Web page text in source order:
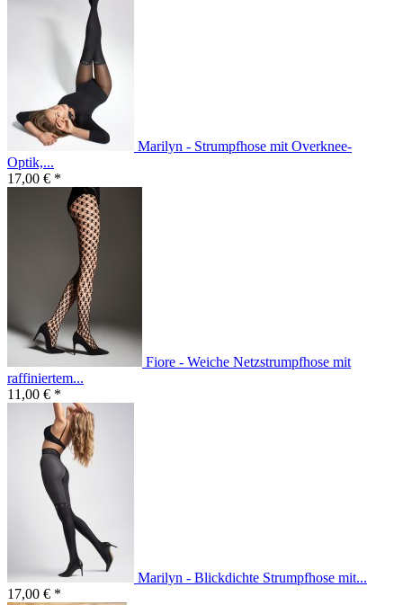
Marilyn - Strumpfhose mit Overknee-
Optik,...
17,00 € *
Fiore - Weiche Netzstrumpfhose mit
raffiniertem...
11,00 € *
Marilyn - Blickdichte Strumpfhose mit...
17,00 € *